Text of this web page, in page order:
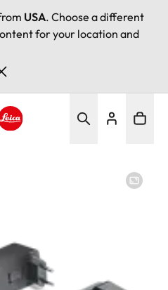
USA. Choose a different
for your location and